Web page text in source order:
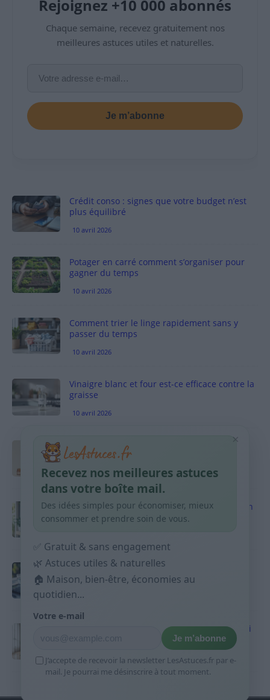
Rejoignez +10 000 abonnés
Chaque semaine, recevez gratuitement nos
meilleures astuces utiles et naturelles.
Je m’abonne
Crédit conso : signes que votre budget n’est
plus équilibré
10 avril 2026
Potager en carré comment s’organiser pour
gagner du temps
10 avril 2026
Comment trier le linge rapidement sans y
passer du temps
10 avril 2026
Vinaigre blanc et four est-ce efficace contre la
graisse
10 avril 2026
Taches pigmentaires : routine simple +
habitudes qui aident
9 avril 2026
Produits ménagers : comment économiser en
courses sans acheter 10 sprays
Budget mensuel : méthode rapide pour
répartir son salaire dès le jour de paie
9 avril 2026
Sport 10 minutes par jour est-ce utile et quoi
9 avril 2026
×
Recevez nos meilleures astuces
dans votre boîte mail.
Des idées simples pour économiser, mieux
consommer et prendre soin de vous.
✅ Gratuit & sans engagement
🌿 Astuces utiles & naturelles
🏠 Maison, bien-être, économies au
quotidien...
Votre e-mail
Je m’abonne
J’accepte de recevoir la newsletter LesAstuces.fr par e-
mail. Je pourrai me désinscrire à tout moment.